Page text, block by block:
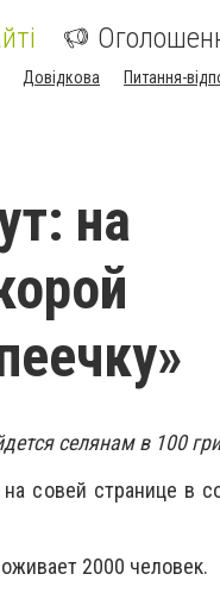
Довідкова Питання-
на
селянам в 100
совей странице в
2000 человек.